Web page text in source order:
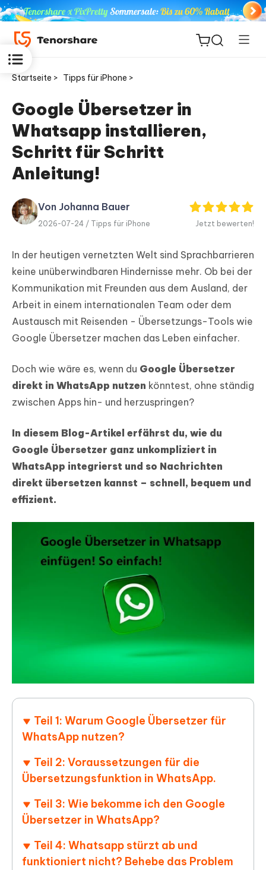
ReiBoot
for iOS
PDNob
Editor
Startseite > Tipps für iPhone >
Google Übersetzer in
Whatsapp installieren,
Schritt für Schritt
Anleitung!
Von Johanna Bauer
2026-07-24 / Tipps für iPhone Jetzt bewerten!
In der heutigen vernetzten Welt sind Sprachbarrieren
keine unüberwindbaren Hindernisse mehr. Ob bei der
Kommunikation mit Freunden aus dem Ausland, der
Arbeit in einem internationalen Team oder dem
Austausch mit Reisenden - Übersetzungs-Tools wie
Google Übersetzer machen das Leben einfacher.
Doch wie wäre es, wenn du Google Übersetzer
direkt in WhatsApp nutzen könntest, ohne ständig
zwischen Apps hin- und herzuspringen?
In diesem Blog-Artikel erfährst du, wie du
Google Übersetzer ganz unkompliziert in
WhatsApp integrierst und so Nachrichten
direkt übersetzen kannst – schnell, bequem und
effizient.
Teil 1: Warum Google Übersetzer für
WhatsApp nutzen?
Teil 2: Voraussetzungen für die
Übersetzungsfunktion in WhatsApp.
Teil 3: Wie bekomme ich den Google
Übersetzer in WhatsApp?
Teil 4: Whatsapp stürzt ab und
funktioniert nicht? Behebe das Problem